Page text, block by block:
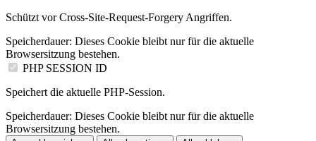
Schützt vor Cross-Site-Request-Forgery Angriffen.
Speicherdauer: Dieses Cookie bleibt nur für die aktuelle
Browsersitzung bestehen.
PHP SESSION ID
Speichert die aktuelle PHP-Session.
Speicherdauer: Dieses Cookie bleibt nur für die aktuelle
Browsersitzung bestehen.